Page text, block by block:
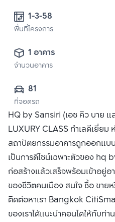
พื้นที่โครงการ
1 อาคาร
จำนวนอาคาร
81
ที่จอดรถ
HQ by Sansiri (เอช คิว บาย แ
LUXURY CLASS ทำเลดีเยี่ย
สถาปัตยกรรมอาคารถูกออกแบบ
เป็นการดีไซน์เฉพาะตัวของ hq
ก่อสร้างแล้วเสร็จพร้อมเข้าอยู่อ
ของชีวิตคนเมือง สนใจ ซื้อ ขายห
ติดต่อหาเรา Bangkok
ของเราได้แนะนำคอนโดให้กับท่าน